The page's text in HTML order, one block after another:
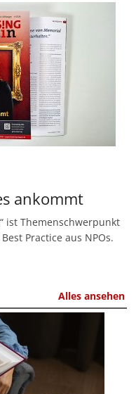
ankommt
ist Themenschwerpunkt
Practice aus NPOs.
Alles ansehen